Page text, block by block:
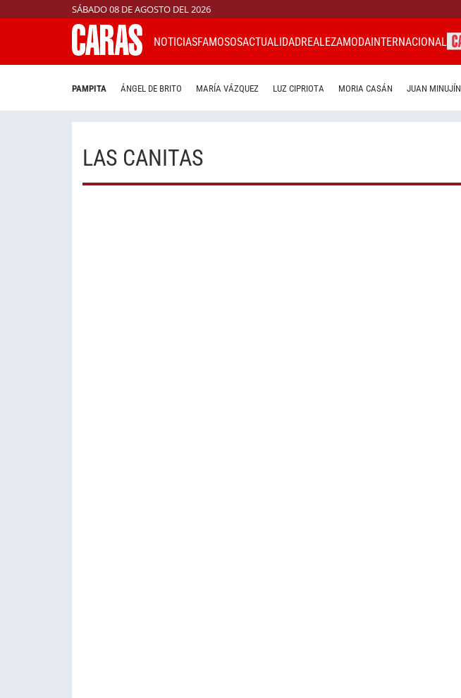
SÁBADO 08 DE AGOSTO DEL 2026
NOTICIASFAMOSOSACTUALIDADREALEZAMODAINTERNACIONAL
PAMPITA ÁNGEL DE BRITO MARÍA VÁZQUEZ LUZ CIPRIOTA MORIA CASÁN JUAN MINUJÍN
LAS CANITAS